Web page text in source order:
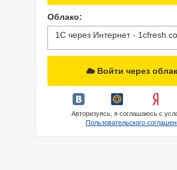
Облако:
1С через Интернет -
Войти через
Авторизуясь, я соглашаюсь с
Пользовательского